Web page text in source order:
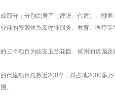
部分：分别由房产（建设、代建）、颐
链的资源体系及物业服务、教育、医疗
三个项目为临安玉兰花园、杭州的莲园
代建项目总数近200个，总占地2000多
。